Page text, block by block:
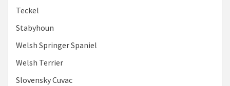
Teckel
Stabyhoun
Welsh Springer Spaniel
Welsh Terrier
Slovensky Cuvac